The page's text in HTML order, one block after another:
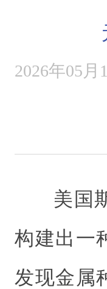
2026年05月
美国
构建出一
发现金属